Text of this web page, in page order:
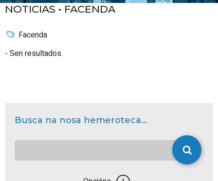
NOTICIAS • FACENDA
Facenda
Sen resultados.
Busca na nosa hemeroteca...